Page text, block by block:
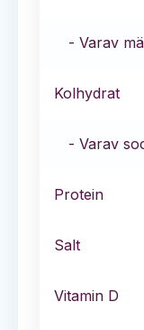
- Varav
Kolhydrat
- Varav
Protein
Salt
Vitamin D